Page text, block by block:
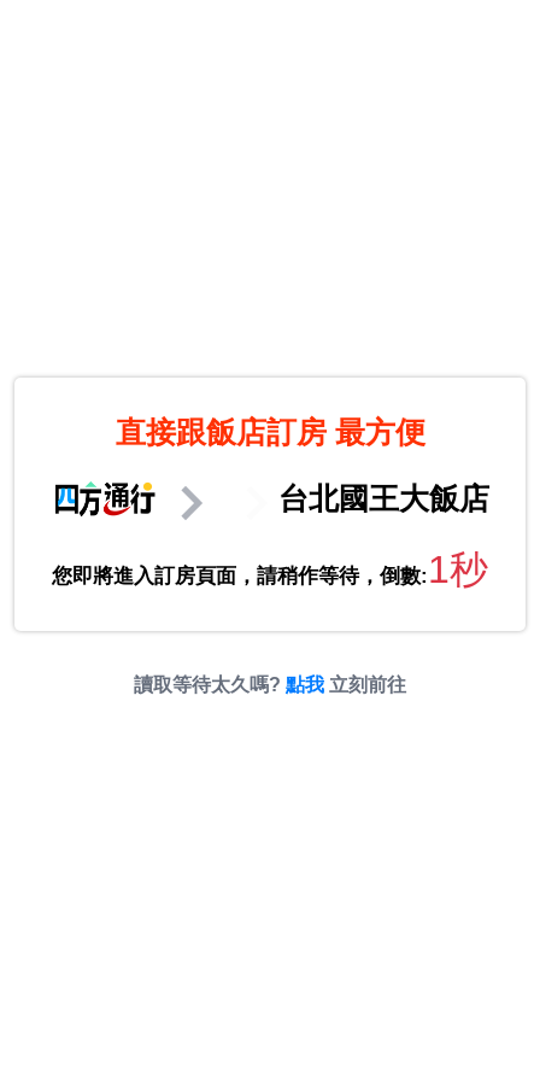
直接跟飯店訂房 最方便
台北國王大飯店
您即將進入訂房頁面，請稍作等待，倒數: 1秒
讀取等待太久嗎? 點我 立刻前往